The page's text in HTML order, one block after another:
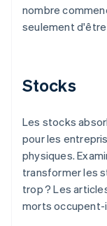
nombre
seulement
Stocks
Les stocks
pour les
physiques.
transformer les
trop ? Les
morts occupent-